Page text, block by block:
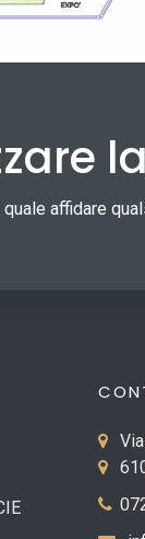
affidare